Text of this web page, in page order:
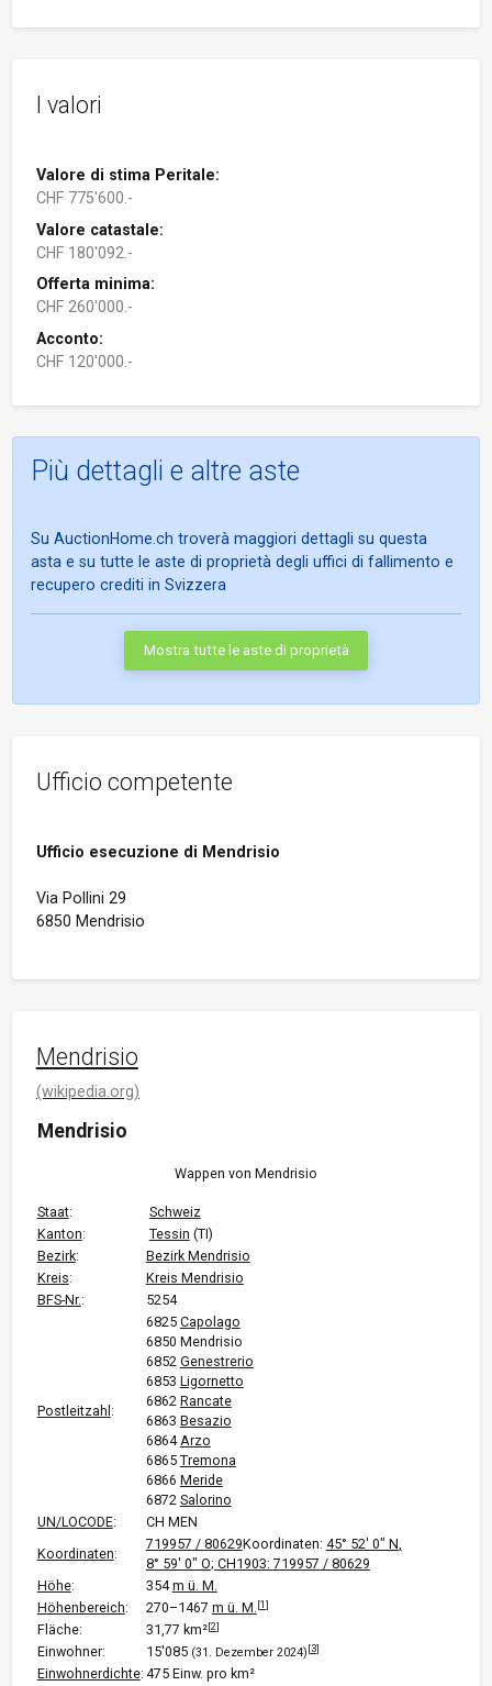
I valori
Valore di stima Peritale:
CHF 775'600.-
Valore catastale:
CHF 180'092.-
Offerta minima:
CHF 260'000.-
Acconto:
CHF 120'000.-
Più dettagli e altre aste
Su AuctionHome.ch troverà maggiori dettagli su questa
asta e su tutte le aste di proprietà degli uffici di fallimento e
recupero crediti in Svizzera
Mostra tutte le aste di proprietà
Ufficio competente
Ufficio esecuzione di Mendrisio
Via Pollini 29
6850 Mendrisio
Mendrisio
(wikipedia.org)
Mendrisio
Wappen von Mendrisio
Staat:
Schweiz
Kanton: Tessin (TI)
Bezirk:
Bezirk Mendrisio
Kreis:
Kreis Mendrisio
BFS-Nr.: 5254
Postleitzahl :
6825 Capolago
6850 Mendrisio
6852 Genestrerio
6853 Ligornetto
6862 Rancate
6863 Besazio
6864Arzo
6865 Tremona
6866 Meride
6872 Salorino
UN/LOCODE:
CH MEN
Koordinaten:
719957 / 80629Koordinaten: 45° 52′ 0″ N,
8° 59′ 0″ O; CH1903: 719957 / 80629
Höhe: 354m ü. M.
Höhenbereich: 270–1467 m ü. M.[1]
Fläche: 31,77 km²[2]
Einwohner: 15'085 (31. Dezember 2024)[3]
Einwohnerdichte: 475 Einw. pro km²